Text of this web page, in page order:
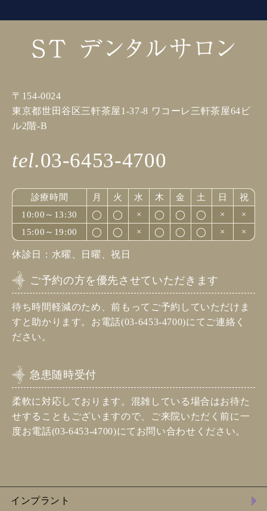
〒154-0024
東京都世田谷区三軒茶屋1-37-8 ワコーレ三軒茶屋64ビ
ル2階-B
tel.03-6453-4700
診療時間 月 火 水 木 金 土 日
祝
10:00～13:30
◯ ◯ × ◯ ◯ ◯ ×
×
15:00～19:00
◯ ◯ × ◯ ◯ ◯ × ×
休診日：水曜、日曜、祝日
ご予約の方を優先させていただきます
待ち時間軽減のため、前もってご予約していただけま
すと助かります。お電話(03-6453-4700)にてご連絡く
ださい。
急患随時受付
柔軟に対応しております。混雑している場合はお待た
せすることもございますので、ご来院いただく前に一
度お電話(03-6453-4700)にてお問い合わせください。
インプラント